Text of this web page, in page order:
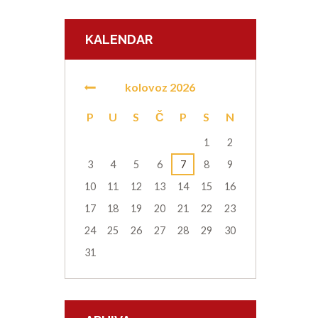
KALENDAR
kolovoz 2026
P U S Č P S N
1
2
3
4 5 6 7 8
9
10
11 12 13 14 15
16
17
18 19 20 21 22
23
24
25 26 27 28 29
30
31